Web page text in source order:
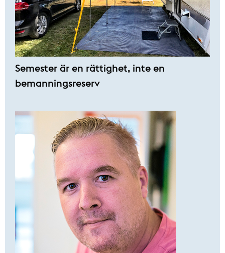
Semester är en rättighet, inte en
bemanningsreserv